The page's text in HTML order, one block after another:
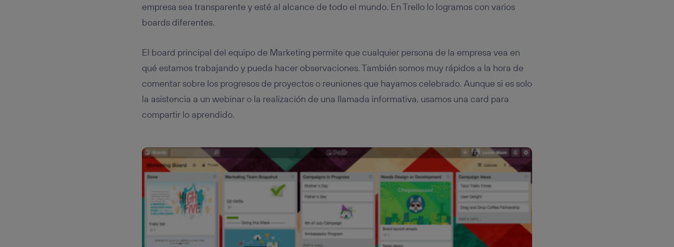
empresa sea transparente y esté al alcance de todo el mundo. En Trello lo logramos con varios
boards diferentes.
El board principal del equipo de Marketing permite que cualquier persona de la empresa vea en
qué estamos trabajando y pueda hacer observaciones. También somos muy rápidos a la hora de
comentar sobre los progresos de proyectos o reuniones que hayamos celebrado. Aunque si es solo
la asistencia a un webinar o la realización de una llamada informativa, usamos una card para
compartir lo aprendido.